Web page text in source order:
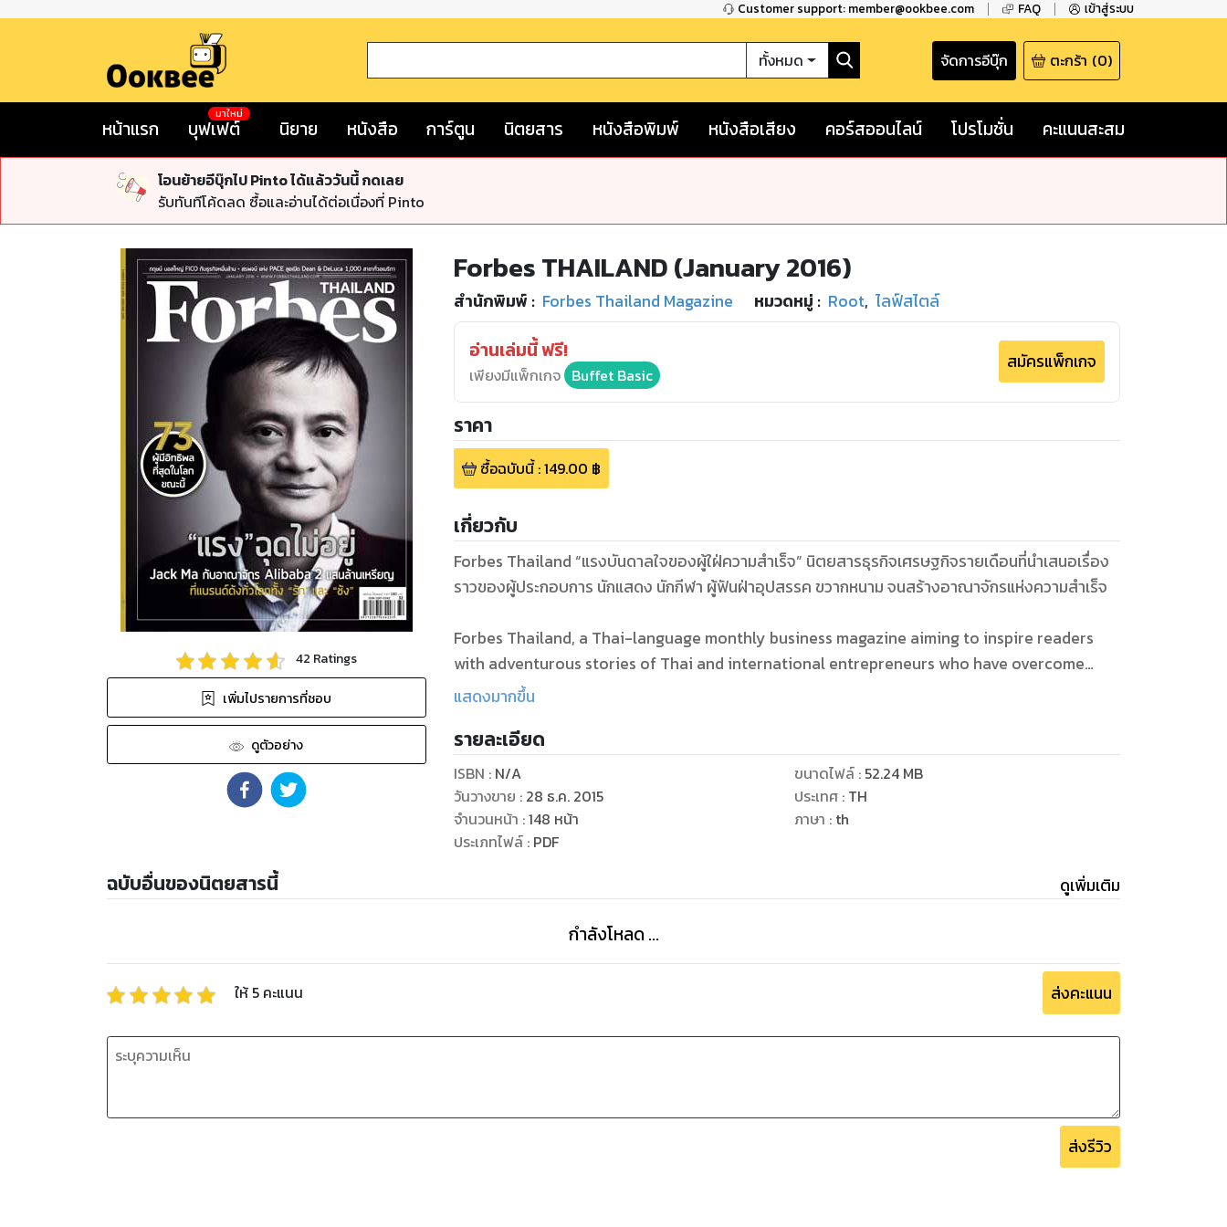
Customer support: member@ookbee.com FAQ เข้าสู่ระบบ
ทั้งหมด จัดการอีบุ๊ก ตะกร้า (0)
หน้าแรก บุฟเฟต์
มาใหม่
นิยาย หนังสือ การ์ตูน นิตยสาร หนังสือพิมพ์ หนังสือเสียง คอร์สออนไลน์ โปรโมชั่น คะแนนสะสม
โอนย้ายอีบุ๊กไป Pinto ได้แล้ววันนี้ กดเลย
รับทันทีโค้ดลด ซื้อและอ่านได้ต่อเนื่องที่ Pinto
42 Ratings
เพิ่มไปรายการที่ชอบ
ดูตัวอย่าง
Forbes THAILAND (January 2016)
สำนักพิมพ์ : Forbes Thailand Magazine หมวดหมู่ : Root, ไลฟ์สไตล์
อ่านเล่มนี้ ฟรี!
เพียงมีแพ็กเกจ Buffet Basic
สมัครแพ็กเกจ
ราคา
ซื้อฉบับนี้:149.00 ฿
เกี่ยวกับ
Forbes Thailand “แรงบันดาลใจของผู้ใฝ่ความสำเร็จ” นิตยสารธุรกิจเศรษฐกิจรายเดือนที่นำเสนอเรื่อง
ราวของผู้ประกอบการ นักแสดง นักกีฬา ผู้ฟันฝ่าอุปสรรค ขวากหนาม จนสร้างอาณาจักรแห่งความสำเร็จ
Forbes Thailand, a Thai-language monthly business magazine aiming to inspire readers
with adventurous stories of Thai and international entrepreneurs who have overcome
challenges for business achievements.
แสดงมากขึ้น
รายละเอียด
ISBN : N/A
วันวางขาย : 28 ธ.ค. 2015
จำนวนหน้า :148 หน้า
ประเภทไฟล์: PDF
ขนาดไฟล์: 52.24 MB
ประเทศ : TH
ภาษา : th
ฉบับอื่นของนิตยสารนี้ ดูเพิ่มเติม
กำลังโหลด ...
ให้ 5 คะแนน ส่งคะแนน
ส่งรีวิว